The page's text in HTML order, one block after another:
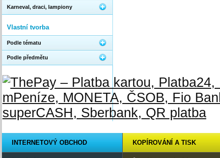
Karneval, draci, lampiony
Vlastní tvorba
Podle tématu
Podle předmětu
INTERNETOVÝ OBCHOD KOPÍROVÁNÍ A TISK